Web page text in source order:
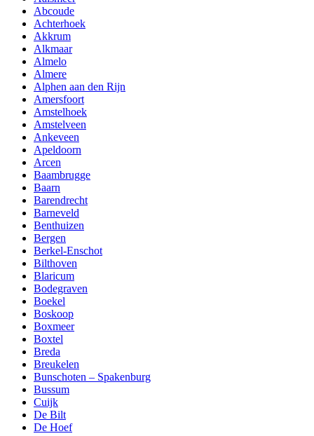
Abcoude
Achterhoek
Akkrum
Alkmaar
Almelo
Almere
Alphen aan den Rijn
Amersfoort
Amstelhoek
Amstelveen
Ankeveen
Apeldoorn
Arcen
Baambrugge
Baarn
Barendrecht
Barneveld
Benthuizen
Bergen
Berkel-Enschot
Bilthoven
Blaricum
Bodegraven
Boekel
Boskoop
Boxmeer
Boxtel
Breda
Breukelen
Bunschoten – Spakenburg
Bussum
Cuijk
De Bilt
De Hoef